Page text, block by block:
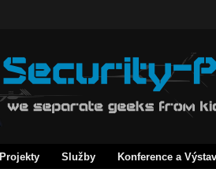
Projekty Služby Konference a